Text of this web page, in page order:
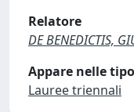
Relatore
DE BENEDICTIS,
Appare nelle
Lauree triennali